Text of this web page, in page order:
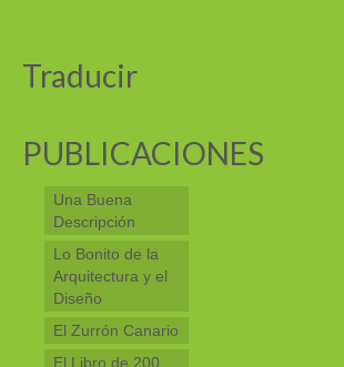
Traducir
PUBLICACIONES
Una Buena
Descripción
Lo Bonito de la
Arquitectura y el
Diseño
El Zurrón Canario
El Libro de 200